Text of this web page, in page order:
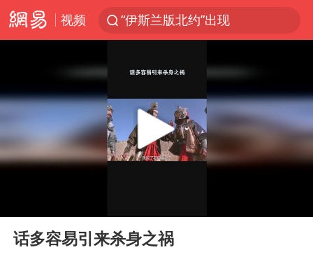
视频
“白海豚”最新位置公布
以军士兵把枪口对准中国记者
谢霆锋演唱会隔空祝王菲生日快乐
方桃子代言广告视频已下架
辽宁省深化扫黑除恶专项斗争
Play
话多容易引来杀身之祸